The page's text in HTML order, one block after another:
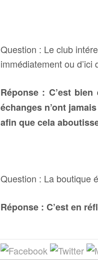
Question : Le club
immédiatement ou
Réponse : C’est
échanges n’ont
afin que cela
Question : La boutique
Réponse : C’est en